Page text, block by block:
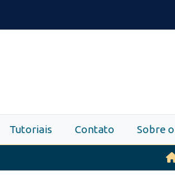
Tutoriais Contato Sobre